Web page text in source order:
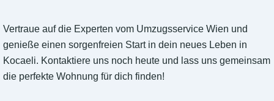
Vertraue auf die Experten vom Umzugsservice Wien und
genieße einen sorgenfreien Start in dein neues Leben in
Kocaeli. Kontaktiere uns noch heute und lass uns gemeinsam
die perfekte Wohnung für dich finden!